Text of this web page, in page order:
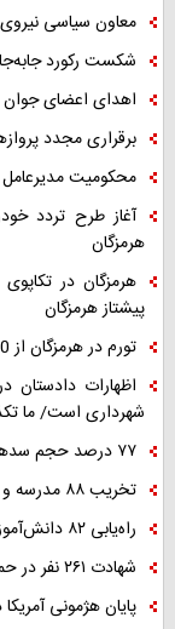
معاون سیاسی نیروی
شکست رکورد
اهدای اعضای جوان
برقراری مجدد
محکومیت
آغاز طرح تردد
هرمزگان
پیشتاز هرمزگان
تورم در هرمزگان از 100 درصد عبور کرد
اظهارات دادستان
شهرداری است/ ما
۷۷ درصد حجم سدهای هرمزگان پُر شد
تخریب ۸۸ مدرسه و شهادت ۱۴۹ دانش‌آموز و معلم هرمزگانی
راه‌یابی ۸۲ دانش‌آموز هرمزگانی به مرحله دوم المپیادهای علمی کشور
شهادت ۲۶۱ نفر در حملات دشمن به هرمزگان/ ۱۷۵ نفر زن و کودک
پایان هژمونی